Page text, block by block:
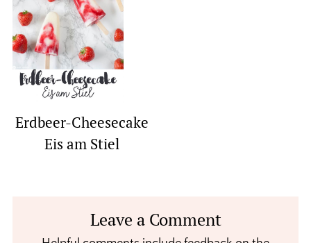
Erdbeer-Cheesecake
Eis am Stiel
InteractionsLeave a Comment